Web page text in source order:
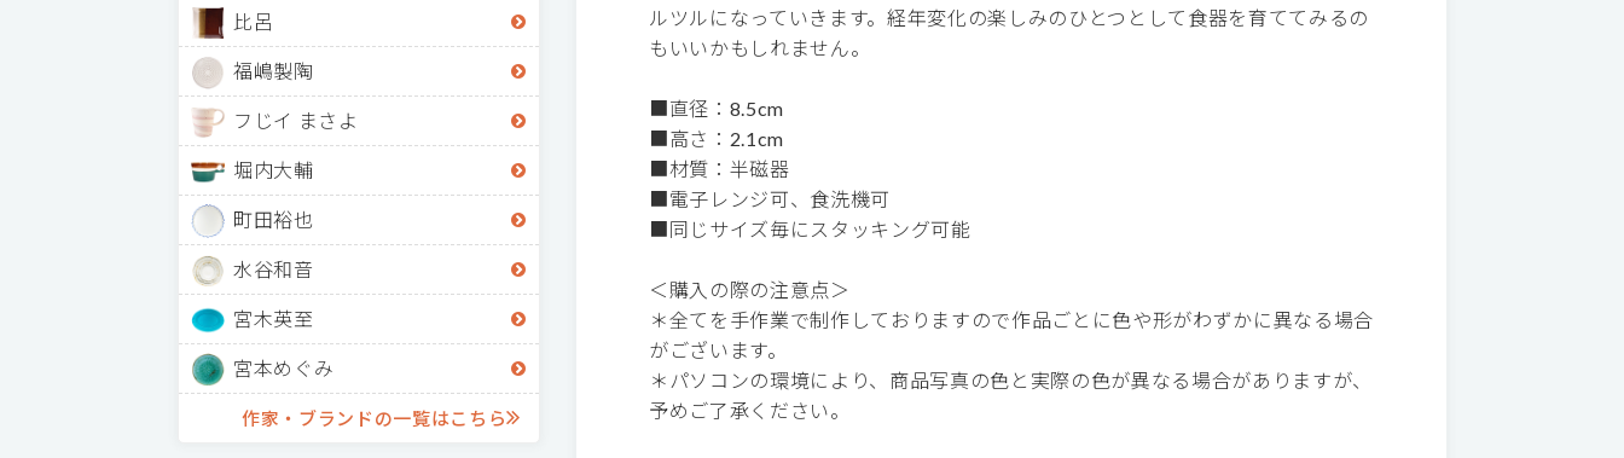
比呂
福嶋製陶
フじイ まさよ
堀内大輔
町田裕也
水谷和音
宮木英至
宮本めぐみ
作家・ブランドの一覧はこちら
ルツルになっていきます。経年変化の楽しみのひとつとして食器を育ててみるの
もいいかもしれません。
■直径：8.5cm
■高さ：2.1cm
■材質：半磁器
■電子レンジ可、食洗機可
■同じサイズ毎にスタッキング可能
＜購入の際の注意点＞
＊全てを手作業で制作しておりますので作品ごとに色や形がわずかに異なる場合
がございます。
＊パソコンの環境により、商品写真の色と実際の色が異なる場合がありますが、
予めご了承ください。